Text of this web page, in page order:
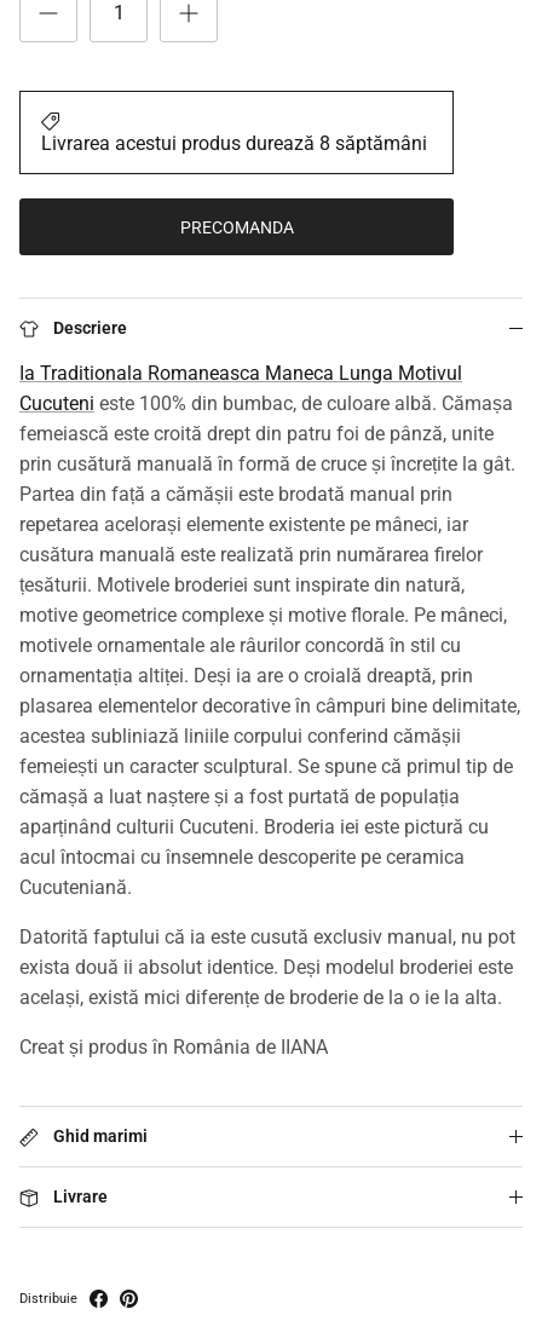
Livrarea acestui produs durează 8 săptămâni
PRECOMANDA
Descriere
Ia Traditionala Romaneasca Maneca Lunga Motivul
Cucuteni este 100% din bumbac, de culoare albă. Cămașa
femeiască este croită drept din patru foi de pânză, unite
prin cusătură manuală în formă de cruce și încrețite la gât.
Partea din față a cămășii este brodată manual prin
repetarea acelorași elemente existente pe mâneci, iar
cusătura manuală este realizată prin numărarea firelor
țesăturii. Motivele broderiei sunt inspirate din natură,
motive geometrice complexe și motive florale. Pe mâneci,
motivele ornamentale ale râurilor concordă în stil cu
ornamentația altiței. Deși ia are o croială dreaptă, prin
plasarea elementelor decorative în câmpuri bine delimitate,
acestea subliniază liniile corpului conferind cămășii
femeiești un caracter sculptural. Se spune că primul tip de
cămașă a luat naștere și a fost purtată de populația
aparținând culturii Cucuteni. Broderia iei este pictură cu
acul întocmai cu însemnele descoperite pe ceramica
Cucuteniană.
Datorită faptului că ia este cusută exclusiv manual, nu pot
exista două ii absolut identice. Deși modelul broderiei este
același, există mici diferențe de broderie de la o ie la alta.
Creat și produs în România de IIANA
Ghid marimi
Livrare
Distribuie